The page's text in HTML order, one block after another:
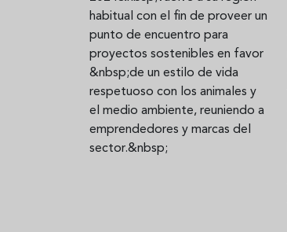
habitual con el fin de proveer un
punto de encuentro para
proyectos sostenibles en favor
&nbsp;de un estilo de vida
respetuoso con los animales y
el medio ambiente, reuniendo a
emprendedores y marcas del
sector.&nbsp;